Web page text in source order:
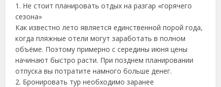
1. Не стоит планировать отдых на разгар «горячего
сезона»
Как известно лето является единственной порой года,
когда пляжные отели могут заработать в полном
объёме. Поэтому примерно с середины июня цены
начинают быстро расти. При позднем планировании
отпуска вы потратите намного больше денег.
2. Бронировать тур необходимо заранее